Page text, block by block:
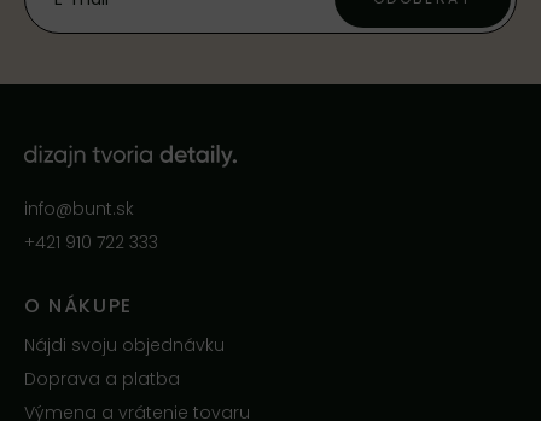
info@bunt.sk
+421 910 722 333
O NÁKUPE
Nájdi svoju objednávku
Doprava a platba
Výmena a vrátenie tovaru